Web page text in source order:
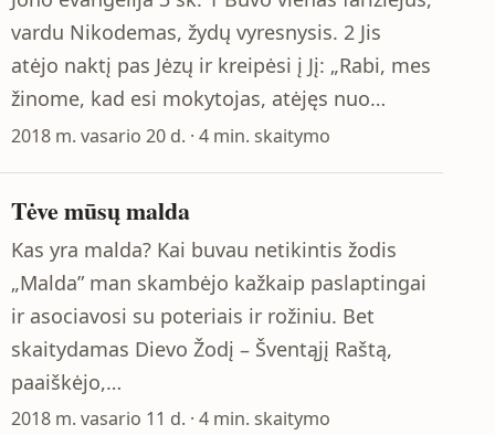
vardu Nikodemas, žydų vyresnysis. 2 Jis
atėjo naktį pas Jėzų ir kreipėsi į Jį: „Rabi, mes
žinome, kad esi mokytojas, atėjęs nuo…
2018 m. vasario 20 d. · 4 min. skaitymo
Tėve mūsų malda
Kas yra malda? Kai buvau netikintis žodis
„Malda” man skambėjo kažkaip paslaptingai
ir asociavosi su poteriais ir rožiniu. Bet
skaitydamas Dievo Žodį – Šventąjį Raštą,
paaiškėjo,…
2018 m. vasario 11 d. · 4 min. skaitymo